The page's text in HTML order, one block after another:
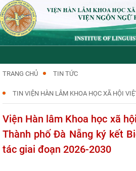
TRANG CHỦ TIN TỨC
TIN VIỆN HÀN LÂM KHOA HỌC XÃ HỘI
Viện Hàn lâm Khoa học xã
Thành phố Đà Nẵng ký kết
tác giai đoạn 2026-2030